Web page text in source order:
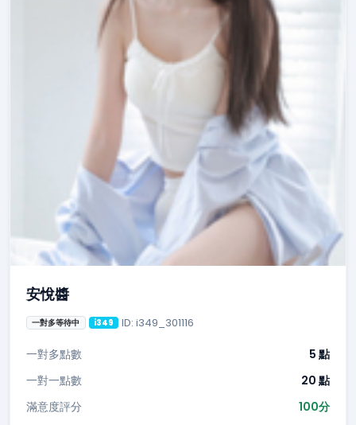
安悅醬
一對多等待中 i349 ID: i349_301116
一對多點數
5 點
一對一點數
20 點
滿意度評分
100分